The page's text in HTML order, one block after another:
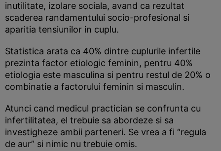
inutilitate, izolare sociala, avand ca rezultat
scaderea randamentului socio-profesional si
aparitia tensiunilor in cuplu.
Statistica arata ca 40% dintre cuplurile infertile
prezinta factor etiologic feminin, pentru 40%
etiologia este masculina si pentru restul de 20% o
combinatie a factorului feminin si masculin.
Atunci cand medicul practician se confrunta cu
infertilitatea, el trebuie sa abordeze si sa
investigheze ambii parteneri. Se vrea a fi “regula
de aur” si nimic nu trebuie omis.